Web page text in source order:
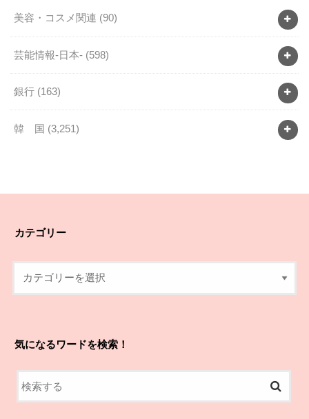
美容・コスメ関連 (90)
芸能情報-日本- (598)
銀行 (163)
韓 国 (3,251)
カテゴリー
気になるワードを検索！